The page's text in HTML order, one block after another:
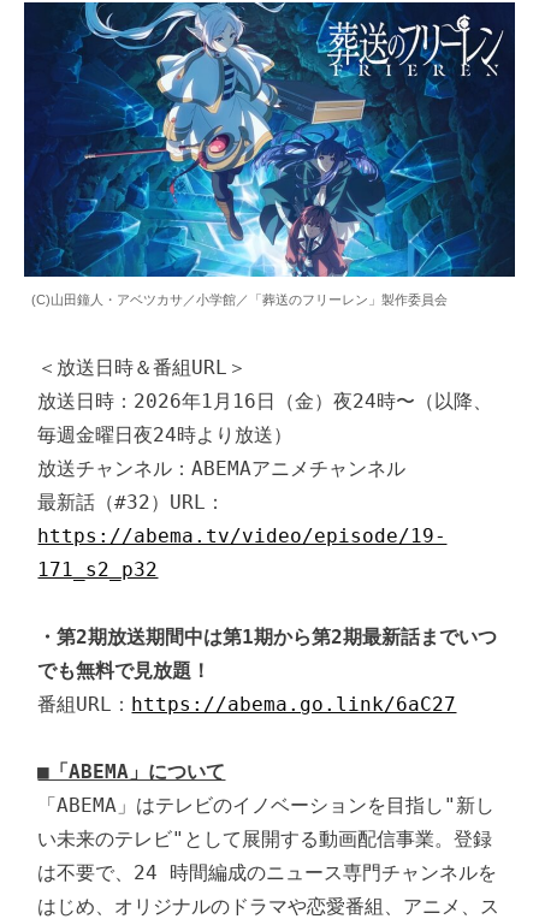
(C)山田鐘人・アベツカサ／小学館／「葬送のフリーレン」製作委員会
＜放送日時＆番組URL＞
放送日時：2026年1月16日（金）夜24時〜（以降、
毎週金曜日夜24時より放送）
放送チャンネル：ABEMAアニメチャンネル
最新話（#32）URL：
https://abema.tv/video/episode/19-
171_s2_p32
・第2期放送期間中は第1期から第2期最新話までいつ
でも無料で見放題！
番組URL： https://abema.go.link/6aC27
■「ABEMA」について
「ABEMA」はテレビのイノベーションを目指し"新し
い未来のテレビ"として展開する動画配信事業。登録
は不要で、24 時間編成のニュース専門チャンネルを
はじめ、オリジナルのドラマや恋愛番組、アニメ、ス